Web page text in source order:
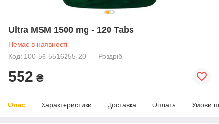
Ultra MSM 1500 mg - 120 Tabs
Немає в наявності
Код: 100-56-5516255-20
Роздріб
552 ₴
Опис Характеристики Доставка Оплата Умови